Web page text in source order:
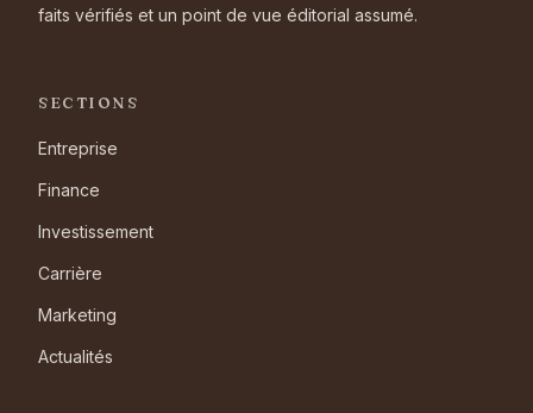
faits vérifiés et un point de vue éditorial assumé.
SECTIONS
Entreprise
Finance
Investissement
Carrière
Marketing
Actualités